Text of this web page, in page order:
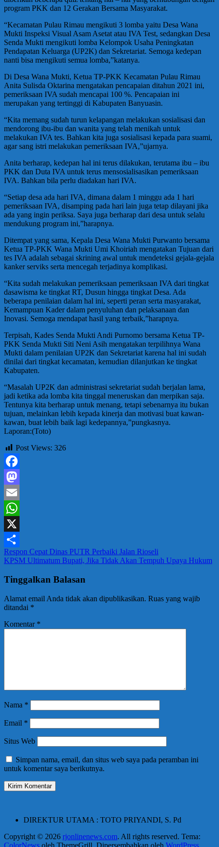
program PKK dan 12 Gerakan Bersama Masyarakat.
“Kecamatan Pulau Rimau mengikuti 3 lomba yaitu Desa Wana
Mukti Inspeksi Visual Asam Asetat atau IVA Test, sedangkan Desa
Senda Mukti mengikuti lomba Kelompok Usaha Peningkatan
Pendapatan Keluarga (UP2K) dan Sekretariat. Semoga kedepan
nanti bisa mengikuti semua lomba,”katanya.
Di Desa Wana Mukti, Ketua TP-PKK Kecamatan Pulau Rimau
Anita Sulisda Oktarina mengatakan pencapaian ditahun 2021 ini,
pemeriksaan IVA sudah mencapai 100 %. Pencapaian ini
merupakan yang tertinggi di Kabupaten Banyuasin.
“Kita memang sudah turun kelapangan melakukan sosialisasi dan
mendorong ibu-ibu dan wanita yang telah menikah untuk
melakukan IVA tes. Bahkan kita juga sosialisasi kepada para suami,
agar sang istri melakukan pemeriksaan IVA,”ujarnya.
Anita berharap, kedepan hal ini terus dilakukan, terutama ibu – ibu
PKK dan Duta IVA untuk terus mensosialisasikan pemeriksaan
IVA. Bahkan bila perlu diadakan hari IVA.
“Setiap desa ada hari IVA, dimana dalam 1 minggu ada 1 hari
pemeriksaan IVA, disamping pada hari lain juga tetap dilayani jika
ada yang ingin periksa. Saya juga berharap dari desa untuk selalu
mendukung program ini,”harapnya.
Ditempat yang sama, Kepala Desa Wana Mukti Purwanto bersama
Ketua TP-PKK Wana Mukti Umi Khoiriah mengatakan Tujuan dari
tes IVA adalah sebagai skrining awal untuk mendeteksi gejala-gejala
kanker serviks serta mencegah terjadinya komplikasi.
“Kita sudah melakukan pemeriksaan pemeriksaan IVA dari tingkat
dasawisma ke tingkat RT, Dusun hingga tingkat Desa. Ada
beberapa penilaian dalam hal ini, seperti peran serta masyarakat,
Kemampuan Kader dalam penyuluhan dan pelaksanaan dan
Inovasi. Semoga mendapat hasil yang terbaik,”harapnya.
Terpisah, Kades Senda Mukti Andi Purnomo bersama Ketua TP-
PKK Senda Mukti Siti Neni Asih mengatakan terpilihnya Wana
Mukti dalam penilaian UP2K dan Sekretariat karena hal ini sudah
dinilai dari tingkat kecamatan, kemudian dilanjutkan ke tingkat
Kabupaten.
“Masalah UP2K dan administrasi sekretariat sudah berjalan lama,
jadi ketika ada lomba kita tinggal meneruskan dan merpikan saja.
Tentunya kita berharap untuk menang, tetapi sebenarnya itu bukan
tujuan, melainkan lebih kepada kinerja dan motivasi buat kawan-
kawan, buat lebih baik lagi kedepannya,”pungkasnya.
Laporan:(Toto)
Post Views: 326
Facebook
Mastodon
Email
WhatsApp
X
Share
Navigasi
pos
Respon Cepat Dinas PUTR Perbaiki Jalan Rioseli
KPSM Ultimatum Bupati, Jika Tidak Akan Tempuh Upaya Hukum
Tinggalkan Balasan
Alamat email Anda tidak akan dipublikasikan. Ruas yang wajib
ditandai *
Komentar *
Nama *
Email *
Situs Web
Simpan nama, email, dan situs web saya pada peramban ini
untuk komentar saya berikutnya.
DIREKTUR UTAMA : TOTO PRIYANDI, S. Pd
Copyright © 2026 rjonlinenews.com. All rights reserved. Tema:
ColorNews oleh ThemeGrill. Dipersembahkan oleh WordPress